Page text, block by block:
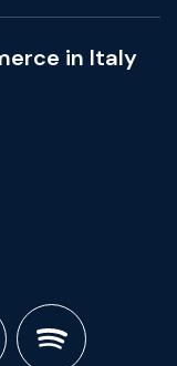
in Italy